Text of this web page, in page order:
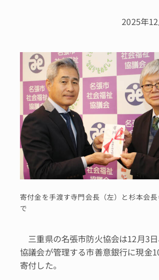
2025年
寄付金を手渡す寺門会長（左）と杉本会
で
三重県の名張市防火協会は12月3
協議会が管理する市善意銀行に現金
寄付した。